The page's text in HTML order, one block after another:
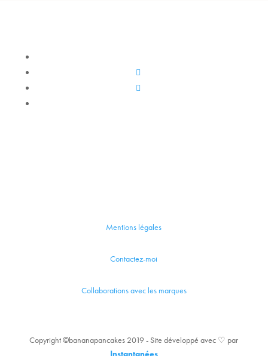
Mentions légales
Contactez-moi
Collaborations avec les marques
Copyright ©bananapancakes 2019 - Site développé avec ♡ par
Instantanées